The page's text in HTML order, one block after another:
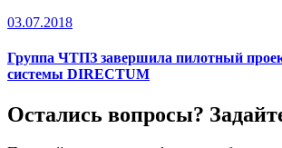
03.07.2018
Группа ЧТПЗ завершила пилотный
системы DIRECTUM
Остались вопросы?